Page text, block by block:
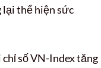
lại thể hiện sức
số VN-Index tăng